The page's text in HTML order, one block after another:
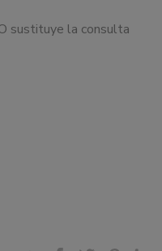
sustituye la consulta